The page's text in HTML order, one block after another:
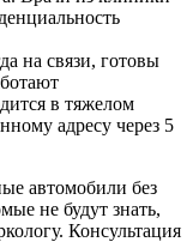
на связи, готовы
в тяжелом
адресу через 5
автомобили без
не будут знать,
Консультация